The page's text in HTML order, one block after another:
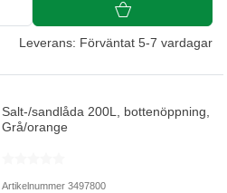
Leverans: Förväntat 5-7 vardagar
Salt-/sandlåda 200L, bottenöppning,
Grå/orange
Artikelnummer 3497800